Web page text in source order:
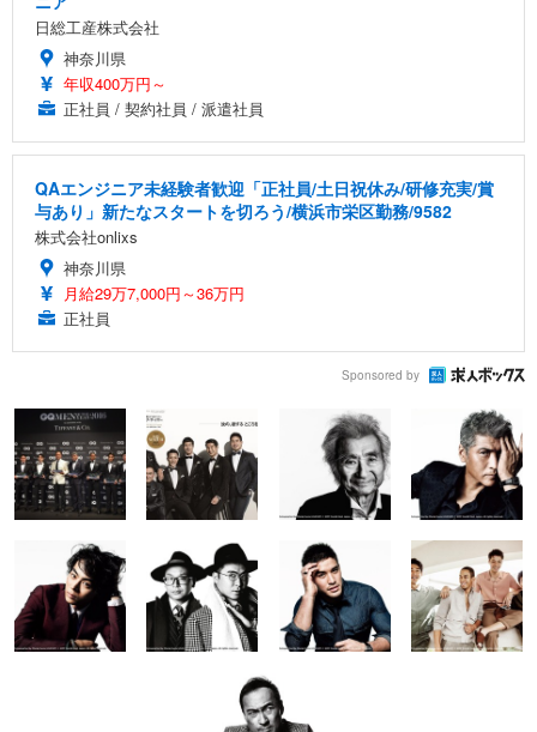
日総工産株式会社
神奈川県
年収400万円～
正社員 / 契約社員 / 派遣社員
QAエンジニア未経験者歓迎「正社員/土日祝休み/研修充実/賞
与あり」新たなスタートを切ろう/横浜市栄区勤務/9582
株式会社onlixs
神奈川県
月給29万7,000円～36万円
正社員
Sponsored by